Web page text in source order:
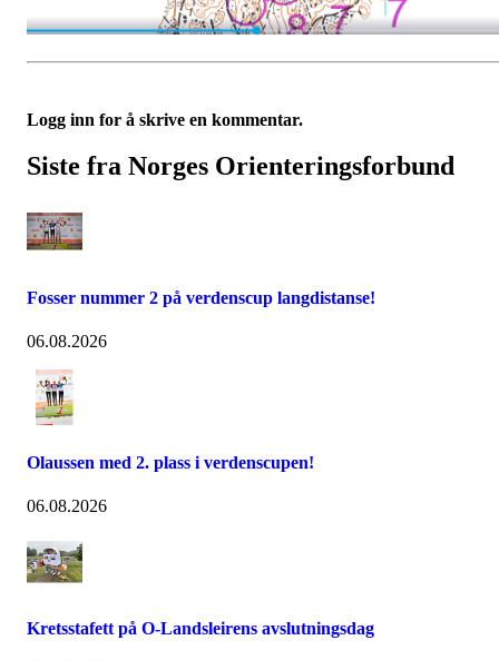
Logg inn for å skrive en kommentar.
Siste fra Norges Orienteringsforbund
Fosser nummer 2 på verdenscup langdistanse!
06.08.2026
Olaussen med 2. plass i verdenscupen!
06.08.2026
Kretsstafett på O-Landsleirens avslutningsdag